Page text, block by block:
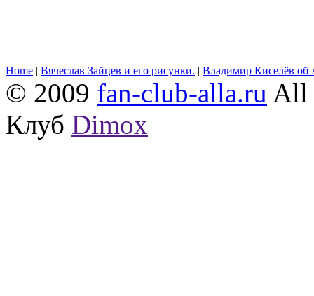
Home | Вячеслав Зайцев и его рисунки. | Владимир Киселёв об
© 2009 fan-club-alla.ru All
Клуб Dimox